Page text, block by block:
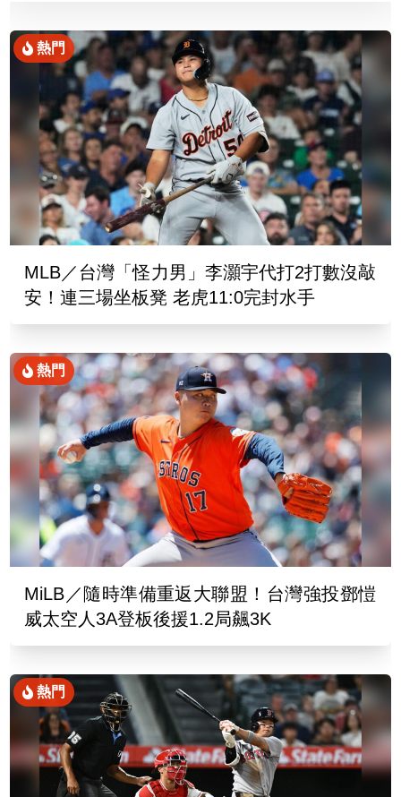
熱門
MLB／台灣「怪力男」李灝宇代打2打數沒敲
安！連三場坐板凳 老虎11:0完封水手
熱門
MiLB／隨時準備重返大聯盟！台灣強投鄧愷
威太空人3A登板後援1.2局飆3K
熱門